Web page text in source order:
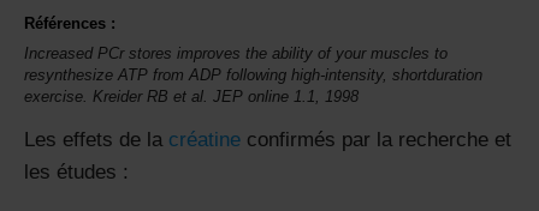
Références :
Increased PCr stores improves the ability of your muscles to
resynthesize ATP from ADP following high-intensity, shortduration
exercise. Kreider RB et al. JEP online 1.1, 1998
Les effets de la créatine confirmés par la recherche et
les études :